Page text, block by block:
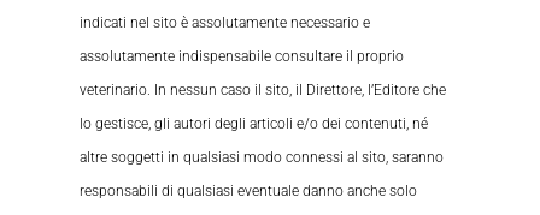
indicati nel sito è assolutamente necessario e
assolutamente indispensabile consultare il proprio
veterinario. In nessun caso il sito, il Direttore, l’Editore che
lo gestisce, gli autori degli articoli e/o dei contenuti, né
altre soggetti in qualsiasi modo connessi al sito, saranno
responsabili di qualsiasi eventuale danno anche solo